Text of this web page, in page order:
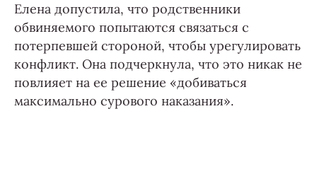
Елена допустила, что родственники
обвиняемого попытаются связаться с
потерпевшей стороной, чтобы урегулировать
конфликт. Она подчеркнула, что это никак не
повлияет на ее решение «добиваться
максимально сурового наказания».